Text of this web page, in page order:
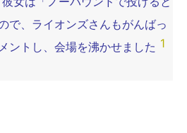
で、ライオンズさんもがんばっ
ントし、会場を沸かせました 1